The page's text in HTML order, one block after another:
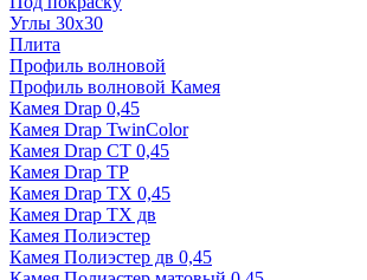
Углы 30х30
Плита
Профиль волновой
Профиль волновой Камея
Камея Drap 0,45
Камея Drap TwinColor
Камея Drap СТ 0,45
Камея Drap ТР
Камея Drap ТХ 0,45
Камея Drap ТХ дв
Камея Полиэстер
Камея Полиэстер дв 0,45